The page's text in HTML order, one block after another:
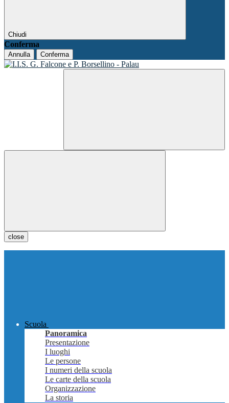
Chiudi
Conferma
Annulla Conferma
close
Scuola
Panoramica
Presentazione
I luoghi
Le persone
I numeri della scuola
Le carte della scuola
Organizzazione
La storia